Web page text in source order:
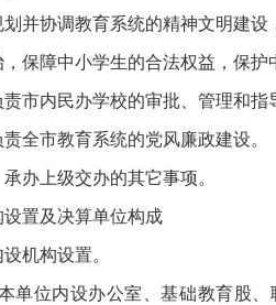
协调教育系统的精神文明建设
保障中小学生的合法权益，保护
内民办学校的审批、管理和指
市教育系统的党风廉政建设。
上级交办的其它事项。
置及决算单位构成
构设置。
位内设办公室、基础教育股、